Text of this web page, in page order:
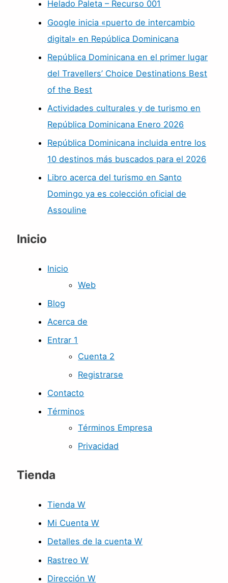
Helado Paleta – Recurso 001
Google inicia «puerto de intercambio
digital» en República Dominicana
República Dominicana en el primer lugar
del Travellers’ Choice Destinations Best
of the Best
Actividades culturales y de turismo en
República Dominicana Enero 2026
República Dominicana incluida entre los
10 destinos más buscados para el 2026
Libro acerca del turismo en Santo
Domingo ya es colección oficial de
Assouline
Inicio
Inicio
Web
Blog
Acerca de
Entrar 1
Cuenta 2
Registrarse
Contacto
Términos
Términos Empresa
Privacidad
Tienda
Tienda W
Mi Cuenta W
Detalles de la cuenta W
Rastreo W
Dirección W